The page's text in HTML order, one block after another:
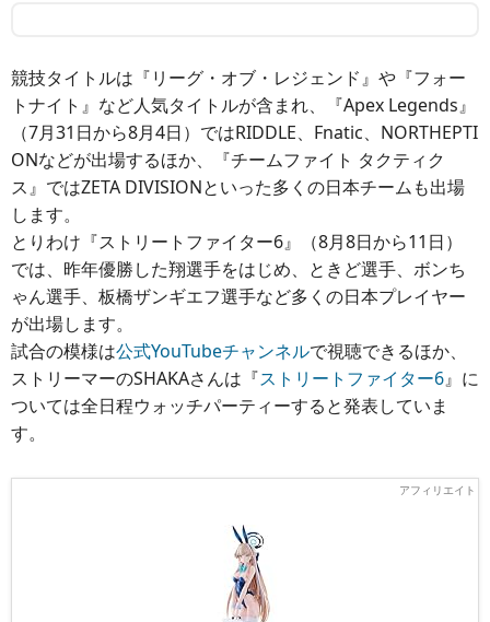
競技タイトルは『リーグ・オブ・レジェンド』や『フォー
トナイト』など人気タイトルが含まれ、『Apex Legends』
（7月31日から8月4日）ではRIDDLE、Fnatic、NORTHEPTI
ONなどが出場するほか、『チームファイト タクティク
ス』ではZETA DIVISIONといった多くの日本チームも出場
します。
とりわけ『ストリートファイター6』（8月8日から11日）
では、昨年優勝した翔選手をはじめ、ときど選手、ボンち
ゃん選手、板橋ザンギエフ選手など多くの日本プレイヤー
が出場します。
試合の模様は公式YouTubeチャンネルで視聴できるほか、
ストリーマーのSHAKAさんは『ストリートファイター6』に
ついては全日程ウォッチパーティーすると発表していま
す。